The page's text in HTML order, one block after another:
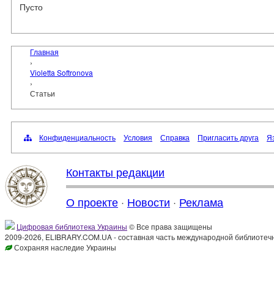
Пусто
Главная
›
Violetta Softronova
›
Статьи
Конфиденциальность Условия Справка Пригласить друга
Контакты редакции
О проекте · Новости · Реклама
Цифровая библиотека Украины © Все права защищены
2009-2026, ELIBRARY.COM.UA - составная часть международной
Сохраняя наследие Украины